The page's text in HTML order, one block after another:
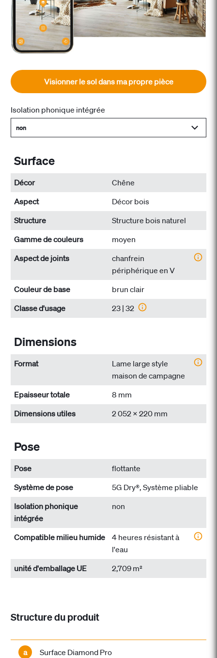
Visionner le sol dans ma propre pièce
Isolation phonique intégrée
non
Surface
Décor
Chêne
Aspect
Décor bois
Structure
Structure bois naturel
Gamme de couleurs
moyen
Aspect de joints
chanfrein
périphérique en V
Couleur de base
brun clair
Classe d'usage
23 | 32
Dimensions
Format
Lame large style
maison de campagne
Epaisseur totale
8 mm
Dimensions utiles
2 052 x 220 mm
Pose
Pose
flottante
Système de pose
5G Dry®, Système pliable
Isolation phonique
intégrée
non
Compatible milieu humide
4 heures résistant à
l'eau
unité d'emballage UE
2,709 m²
Structure du produit
a Surface Diamond Pro